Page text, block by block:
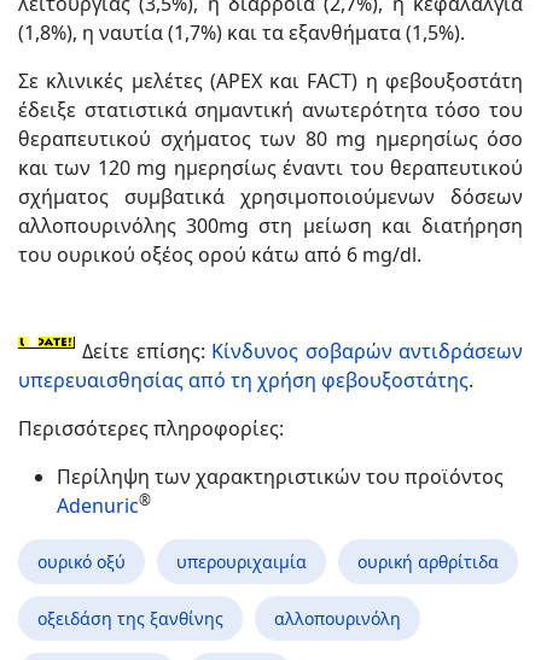
(1,8%), η ναυτία (1,7%) και τα εξανθήματα (1,5%).
Σε κλινικές μελέτες (APEX και FACT) η φεβουξοστάτη
έδειξε στατιστικά σημαντική ανωτερότητα τόσο του
θεραπευτικού σχήματος των 80 mg ημερησίως όσο
και των 120 mg ημερησίως έναντι του θεραπευτικού
σχήματος συμβατικά χρησιμοποιούμενων δόσεων
αλλοπουρινόλης 300mg στη μείωση και διατήρηση
του ουρικού οξέος ορού κάτω από 6 mg/dl.
Δείτε επίσης: Κίνδυνος σοβαρών αντιδράσεων
υπερευαισθησίας από τη χρήση φεβουξοστάτης.
Περισσότερες πληροφορίες:
Περίληψη των χαρακτηριστικών του προϊόντος
Adenuric®
ουρικό οξύ υπερουριχαιμία ουρική αρθρίτιδα
οξειδάση της ξανθίνης αλλοπουρινόλη